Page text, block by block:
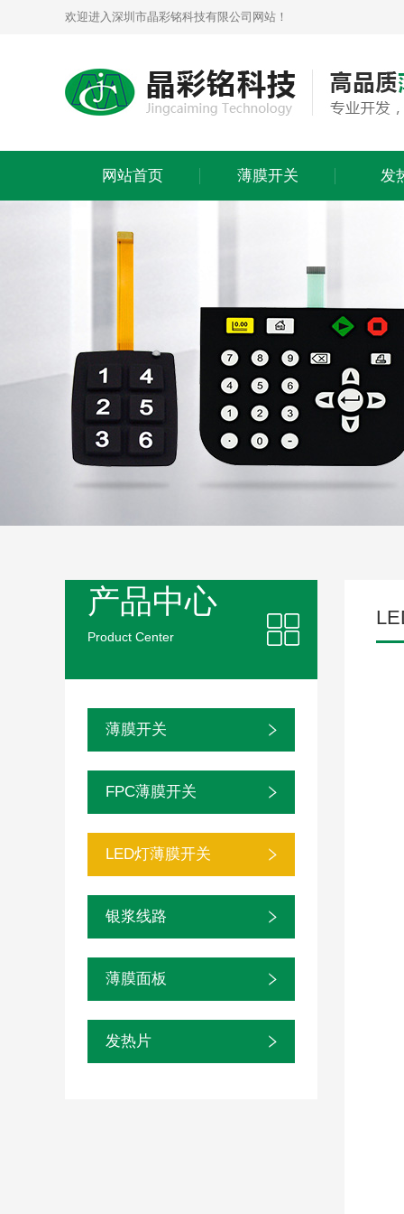
欢迎进入深圳市晶彩铭科技有限公司网站！
网站首页 薄膜开关 发
产品中心
Product Center
薄膜开关
FPC薄膜开关
LED灯薄膜开关
银浆线路
薄膜面板
发热片